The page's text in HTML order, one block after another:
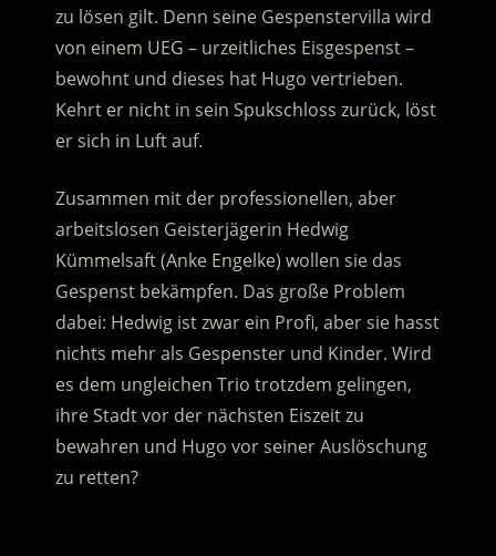
zu lösen gilt. Denn seine Gespenstervilla wird
von einem UEG – urzeitliches Eisgespenst –
bewohnt und dieses hat Hugo vertrieben.
Kehrt er nicht in sein Spukschloss zurück, löst
er sich in Luft auf.
Zusammen mit der professionellen, aber
arbeitslosen Geisterjägerin Hedwig
Kümmelsaft (Anke Engelke) wollen sie das
Gespenst bekämpfen. Das große Problem
dabei: Hedwig ist zwar ein Profi, aber sie hasst
nichts mehr als Gespenster und Kinder. Wird
es dem ungleichen Trio trotzdem gelingen,
ihre Stadt vor der nächsten Eiszeit zu
bewahren und Hugo vor seiner Auslöschung
zu retten?